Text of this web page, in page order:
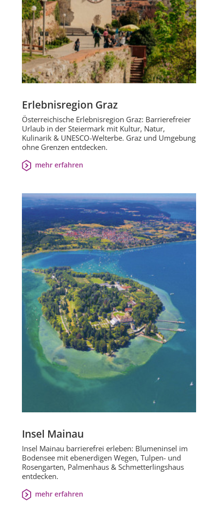
Erlebnisregion Graz
Österreichische Erlebnisregion Graz: Barrierefreier
Urlaub in der Steiermark mit Kultur, Natur,
Kulinarik & UNESCO-Welterbe. Graz und Umgebung
ohne Grenzen entdecken.
mehr erfahren
Insel Mainau
Insel Mainau barrierefrei erleben: Blumeninsel im
Bodensee mit ebenerdigen Wegen, Tulpen- und
Rosengarten, Palmenhaus & Schmetterlingshaus
entdecken.
mehr erfahren